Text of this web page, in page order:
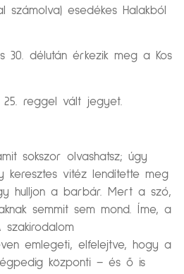
számolva) esedékes Halakból
30. délután érkezik meg a Kos
25. reggel vált jegyet.
sokszor olvashatsz; úgy
keresztes vitéz lendítette meg
hulljon a barbár. Mert a szó,
semmit sem mond. Íme, a
szakirodalom
emlegeti, elfelejtve, hogy a
központi – és ő is